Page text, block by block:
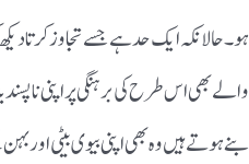
ہو۔حالانکہ ایک حد ہے جسے تجاوز کرتا
والے بھی اس طرح کی برہنگی پر اپنی
بنے ہوتے ہیں وہ بھی اپنی بیوی بیٹی